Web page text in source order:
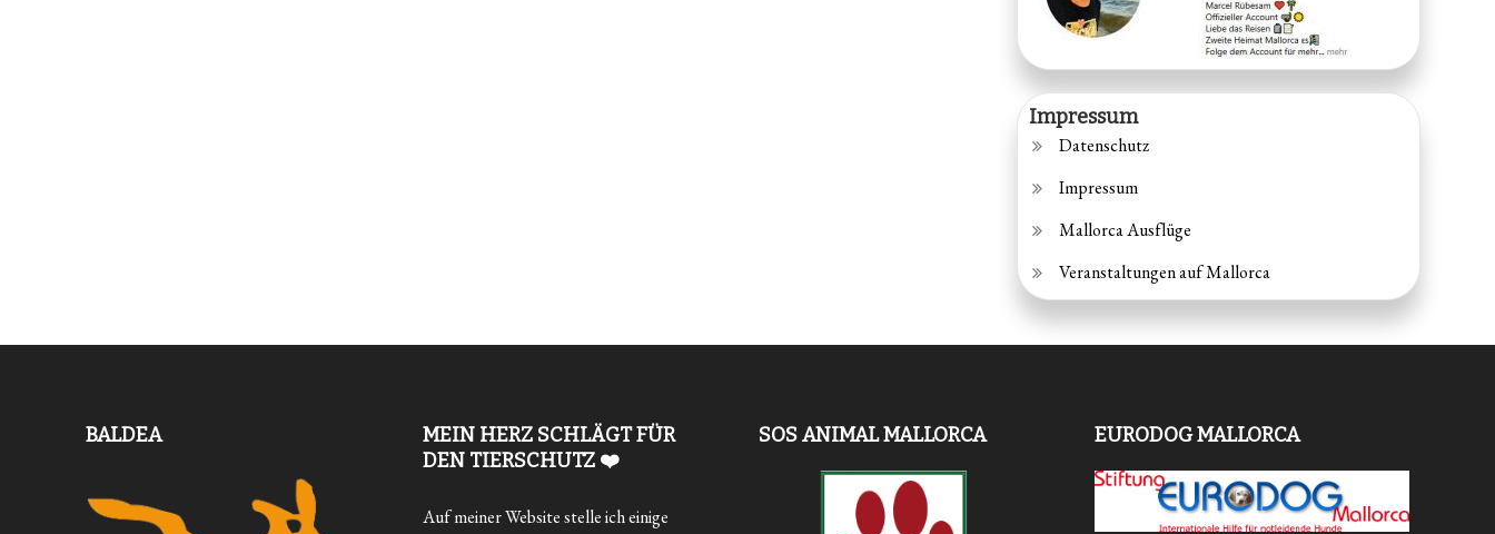
Impressum
Datenschutz
Impressum
Mallorca Ausflüge
Veranstaltungen auf Mallorca
BALDEA
MEIN HERZ SCHLÄGT FÜR
DEN TIERSCHUTZ ❤️
Auf meiner Website stelle ich einige
SOS ANIMAL MALLORCA EURODOG MALLORCA